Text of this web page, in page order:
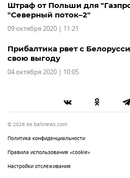
Штраф от Польши для
"Северный поток–2"
09 октября 2020 | 11:21
Прибалтика рвет с
свою выгоду
04 октября 2020 | 10:05
© 2026 ee.baltnews.com
Политика конфиденциальности
Правила использования «cookie»
Настройки отслеживания